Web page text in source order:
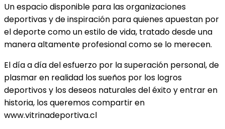
Un espacio disponible para las organizaciones
deportivas y de inspiración para quienes apuestan por
el deporte como un estilo de vida, tratado desde una
manera altamente profesional como se lo merecen.
El día a día del esfuerzo por la superación personal, de
plasmar en realidad los sueños por los logros
deportivos y los deseos naturales del éxito y entrar en
historia, los queremos compartir en
www.vitrinadeportiva.cl